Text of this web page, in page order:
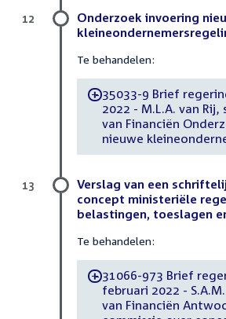
Onderzoek invoering
Te behandelen:
-35033-9 Brief
2022 - M.L.A. van
van Financiën
nieuwe
12
Verslag van een
concept ministeriële
belastingen, toeslagen
Te behandelen:
-31066-973 Brief
februari 2022 -
van Financiën
13